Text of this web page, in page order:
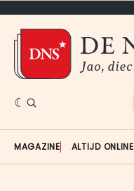
MAGAZINE ALTIJD ONLINE